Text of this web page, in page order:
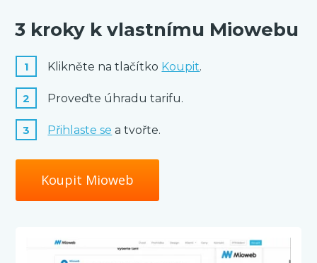
3 kroky k vlastnímu Miowebu
1 Klikněte na tlačítko Koupit.
2 Proveďte úhradu tarifu.
3 Přihlaste se a tvořte.
Koupit Mioweb